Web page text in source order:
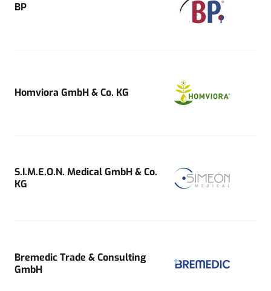
BP
Homviora GmbH & Co. KG
S.I.M.E.O.N. Medical GmbH & Co.
KG
Bremedic Trade & Consulting
GmbH